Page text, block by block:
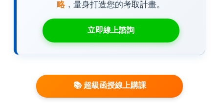
略，量身打造您的考取計畫。
立即線上諮詢
📚 超級函授線上購課